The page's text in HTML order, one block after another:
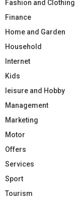
Fashion and Clothing
Finance
Home and Garden
Household
Internet
Kids
leisure and Hobby
Management
Marketing
Motor
Offers
Services
Sport
Tourism